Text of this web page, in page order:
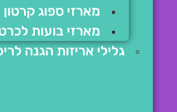
מארזי ספוג קרטון
מארזי בועות
גלילי אריזות הגנה